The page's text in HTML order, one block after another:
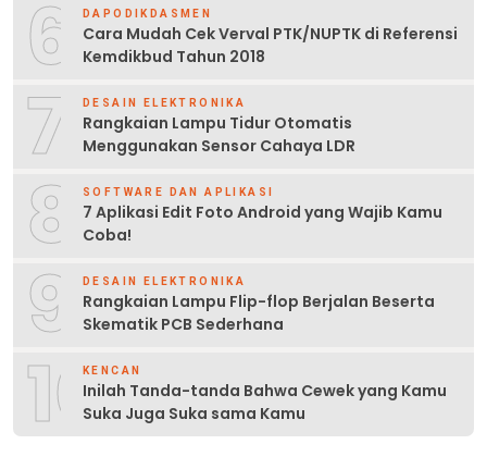
6 DAPODIKDASMEN
Cara Mudah Cek Verval PTK/NUPTK di Referensi
Kemdikbud Tahun 2018
7 DESAIN ELEKTRONIKA
Rangkaian Lampu Tidur Otomatis
Menggunakan Sensor Cahaya LDR
8 SOFTWARE DAN APLIKASI
7 Aplikasi Edit Foto Android yang Wajib Kamu
Coba!
9 DESAIN ELEKTRONIKA
Rangkaian Lampu Flip-flop Berjalan Beserta
Skematik PCB Sederhana
10KENCAN
Inilah Tanda-tanda Bahwa Cewek yang Kamu
Suka Juga Suka sama Kamu